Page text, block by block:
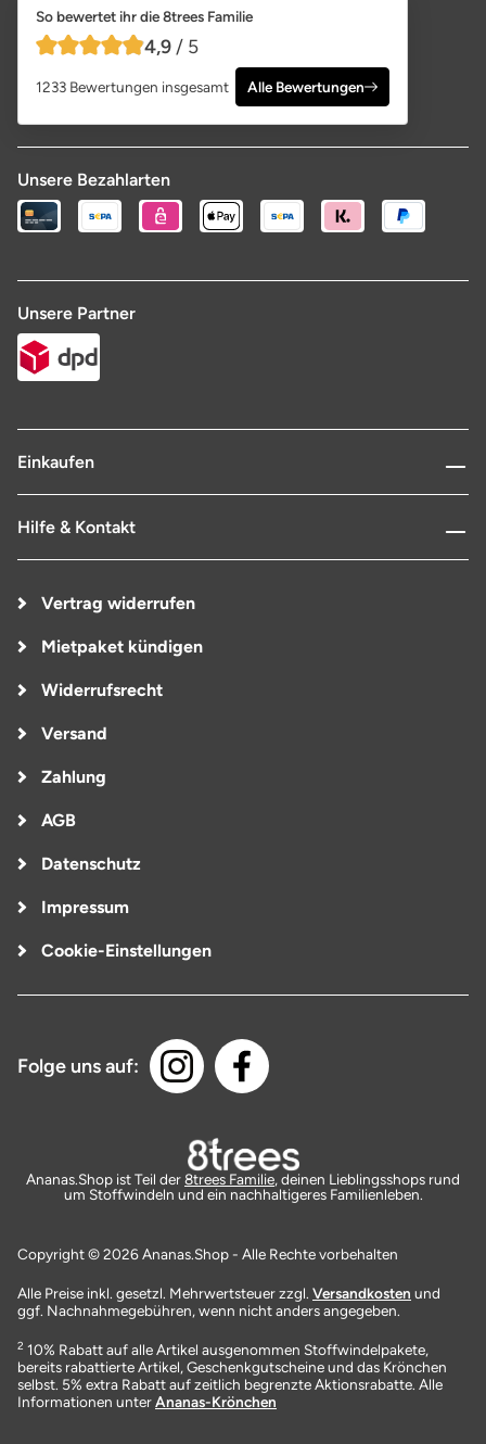
So bewertet ihr die 8trees Familie
4,9 von 5 Sternen
4,9 / 5
1233 Bewertungen insgesamt Alle Bewertungen
Unsere Bezahlarten
Unsere Partner
Einkaufen
Hilfe & Kontakt
Vertrag widerrufen
Mietpaket kündigen
Widerrufsrecht
Versand
Zahlung
AGB
Datenschutz
Impressum
Cookie-Einstellungen
Folge uns auf:
Ananas.Shop ist Teil der8trees Familie, deinen Lieblingsshops rund
um Stoffwindeln und ein nachhaltigeres Familienleben.
Copyright © 2026 Ananas.Shop - Alle Rechte vorbehalten
Alle Preise inkl. gesetzl. Mehrwertsteuer zzgl. Versandkosten und
ggf. Nachnahmegebühren, wenn nicht anders angegeben.
2 10% Rabatt auf alle Artikel ausgenommen Stoffwindelpakete,
bereits rabattierte Artikel, Geschenkgutscheine und das Krönchen
selbst. 5% extra Rabatt auf zeitlich begrenzte Aktionsrabatte. Alle
Informationen unterAnanas-Krönchen